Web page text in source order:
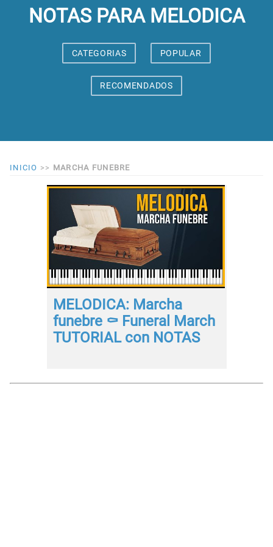
NOTAS PARA MELODICA
CATEGORIAS POPULAR
RECOMENDADOS
INICIO >> MARCHA FUNEBRE
MELODICA: Marcha
funebre ⚰️ Funeral March
TUTORIAL con NOTAS